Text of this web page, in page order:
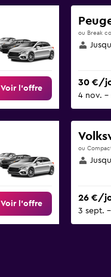
Voir l’offre
ou Break
30 €/
4 nov. -
Voir l’offre
ou
26 €/
3 sept.